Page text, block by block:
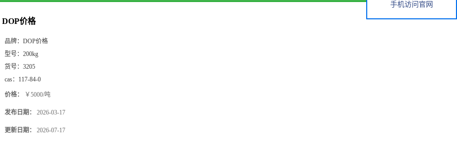
DOP价格
品牌： DOP价格
型号： 200kg
货号： 3205
cas： 117-84-0
价格： ￥5000/吨
发布日期： 2026-03-17
更新日期： 2026-07-17
手机访问官网